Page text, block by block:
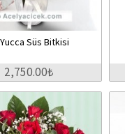
Süs Bitkisi
2,750.00₺